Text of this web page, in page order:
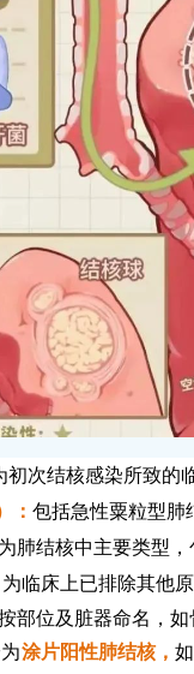
初次结核感染所致的
： 包括急性粟粒型肺
为肺结核中主要类型
为临床上已排除其他
部位及脏器命名，
涂片阳性肺结核，